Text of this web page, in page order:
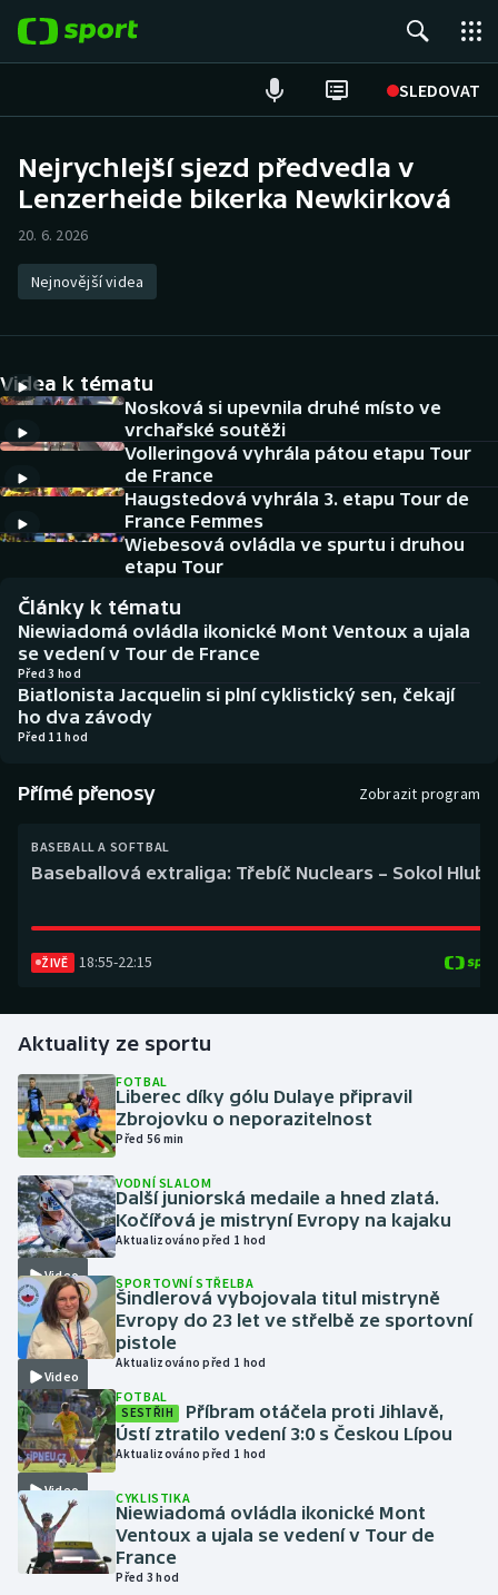
SLEDOVAT
Hokej
Atletika
DALŠÍ SPORTY
Americký fotbal
Baseball a softbal
Biatlon
Boby a skeleton
Box
Curling
Gymnastika
Házená
Jezdectví
Judo
Krasobruslení
Lezení
Lyže a snowboard
Moderní pětiboj
Motorsport
Olympijské hry
Parasport
NEPŘEHLÉDNĚTE
Historické návraty
Aplikace ČT sport
AZ kvíz
Nejrychlejší sjezd předvedla v
Lenzerheide bikerka Newkirková
20. 6. 2026
Nejnovější videa
Videa k tématu
Nosková si upevnila druhé místo ve
vrchařské soutěži
Volleringová vyhrála pátou etapu Tour
de France
Haugstedová vyhrála 3. etapu Tour de
France Femmes
Wiebesová ovládla ve spurtu i druhou
etapu Tour
Články k tématu
Niewiadomá ovládla ikonické Mont Ventoux a ujala
se vedení v Tour de France
Před 3 hod
Biatlonista Jacquelin si plní cyklistický sen, čekají
ho dva závody
Před 11 hod
Přímé přenosy Zobrazit program
BASEBALL A SOFTBAL
Baseballová extraliga: Třebíč Nuclears – Sokol
ŽIVĚ 18:55-22:15
Aktuality ze sportu
FOTBAL
Liberec díky gólu Dulaye připravil
Zbrojovku o neporazitelnost
Před 56 min
Video
VODNÍ SLALOM
Další juniorská medaile a hned zlatá.
Kočířová je mistryní Evropy na kajaku
Aktualizováno před 1 hod
Video
SPORTOVNÍ STŘELBA
Šindlerová vybojovala titul mistryně
Evropy do 23 let ve střelbě ze sportovní
pistole
Aktualizováno před 1 hod
Video
FOTBAL
SESTŘIH
Příbram otáčela proti Jihlavě,
Ústí ztratilo vedení 3:0 s Českou Lípou
Aktualizováno před 1 hod
CYKLISTIKA
Niewiadomá ovládla ikonické Mont
Ventoux a ujala se vedení v Tour de
France
Před 3 hod